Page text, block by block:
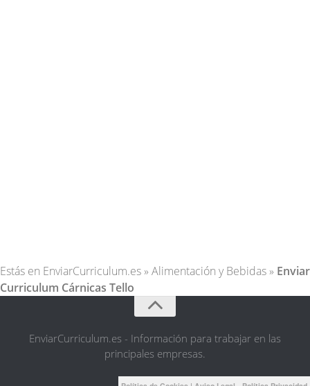
Estás en EnviarCurriculum.es» Alimentación y Bebidas» Enviar
Curriculum Cárnicas Tello
EnviarCurriculum.es - Información para trabajar en las
principales empresas.